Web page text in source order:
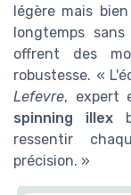
légère mais
longtemps
offrent des
robustesse. «
Lefevre, expert
spinning illex
ressentir
précision. »